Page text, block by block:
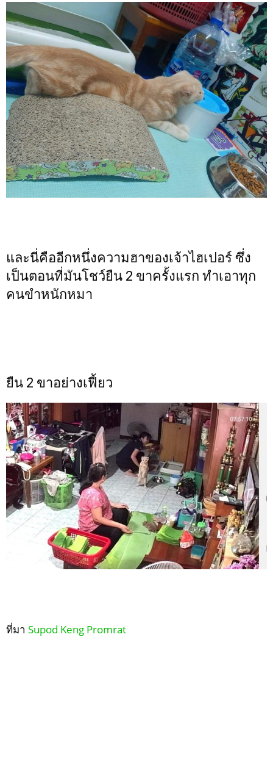
และนี่คืออีกหนึ่งความฮาของเจ้าไฮเปอร์ ซึ่ง
เป็นตอนที่มันโชว์ยืน 2 ขาครั้งแรก ทำเอาทุก
คนขำหนักหมา
ยืน 2 ขาอย่างเฟี้ยว
ที่มา Supod Keng Promrat